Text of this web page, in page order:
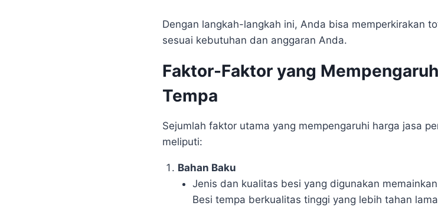
Dengan langkah-langkah ini, Anda bisa memperkirakan
sesuai kebutuhan dan anggaran Anda.
Faktor-Faktor yang
Tempa
Sejumlah faktor utama yang mempengaruhi harga jasa
meliputi:
Bahan Baku
Jenis dan kualitas besi yang digunakan
Besi tempa berkualitas tinggi yang lebih tahan